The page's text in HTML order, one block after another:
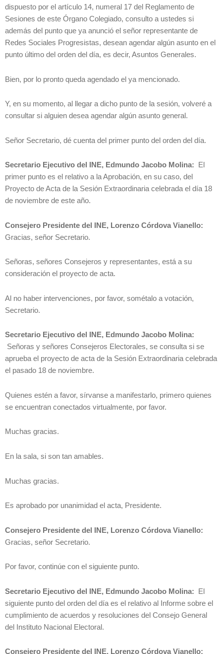
dispuesto por el artículo 14, numeral 17 del Reglamento de
Sesiones de este Órgano Colegiado, consulto a ustedes si
además del punto que ya anunció el señor representante de
Redes Sociales Progresistas, desean agendar algún asunto en el
punto último del orden del día, es decir, Asuntos Generales.
Bien, por lo pronto queda agendado el ya mencionado.
Y, en su momento, al llegar a dicho punto de la sesión, volveré a
consultar si alguien desea agendar algún asunto general.
Señor Secretario, dé cuenta del primer punto del orden del día.
Secretario Ejecutivo del INE, Edmundo Jacobo Molina:
El
primer punto es el relativo a la Aprobación, en su caso, del
Proyecto de Acta de la Sesión Extraordinaria celebrada el día 18
de noviembre de este año.
Consejero Presidente del INE, Lorenzo Córdova Vianello:
Gracias, señor Secretario.
Señoras, señores Consejeros y representantes, está a su
consideración el proyecto de acta.
Al no haber intervenciones, por favor, sométalo a votación,
Secretario.
Secretario Ejecutivo del INE, Edmundo Jacobo Molina:
Señoras y señores Consejeros Electorales, se consulta si se
aprueba el proyecto de acta de la Sesión Extraordinaria celebrada
el pasado 18 de noviembre.
Quienes estén a favor, sírvanse a manifestarlo, primero quienes
se encuentran conectados virtualmente, por favor.
Muchas gracias.
En la sala, si son tan amables.
Muchas gracias.
Es aprobado por unanimidad el acta, Presidente.
Consejero Presidente del INE, Lorenzo Córdova Vianello:
Gracias, señor Secretario.
Por favor, continúe con el siguiente punto.
Secretario Ejecutivo del INE, Edmundo Jacobo Molina:
El
siguiente punto del orden del día es el relativo al Informe sobre el
cumplimiento de acuerdos y resoluciones del Consejo General
del Instituto Nacional Electoral.
Consejero Presidente del INE, Lorenzo Córdova Vianello: